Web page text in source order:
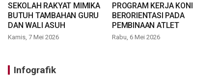
SEKOLAH RAKYAT MIMIKA
BUTUH TAMBAHAN GURU
DAN WALI ASUH
Kamis, 7 Mei 2026
PROGRAM KERJA KONI
BERORIENTASI PADA
PEMBINAAN ATLET
Rabu, 6 Mei 2026
Infografik